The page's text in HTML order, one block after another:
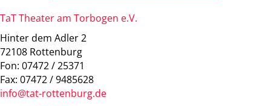
TaT Theater am Torbogen e.V.
Hinter dem Adler 2
72108 Rottenburg
Fon: 07472 / 25371
Fax: 07472 / 9485628
info@tat-rottenburg.de